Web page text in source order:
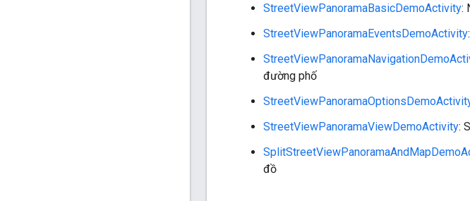
StreetViewPanoramaBasicDemoActivity:
StreetViewPanoramaEventsDemoActivity
đường phố
StreetViewPanoramaViewDemoActivity:
đồ